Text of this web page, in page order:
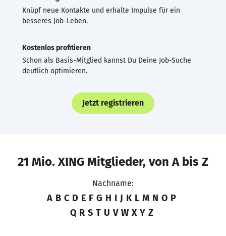
Knüpf neue Kontakte und erhalte Impulse für ein
besseres Job-Leben.
Kostenlos profitieren
Schon als Basis-Mitglied kannst Du Deine Job-Suche
deutlich optimieren.
Jetzt registrieren
21 Mio. XING Mitglieder, von A bis Z
Nachname:
A B C D E F G H I J K L M N O P
Q R S T U V W X Y Z